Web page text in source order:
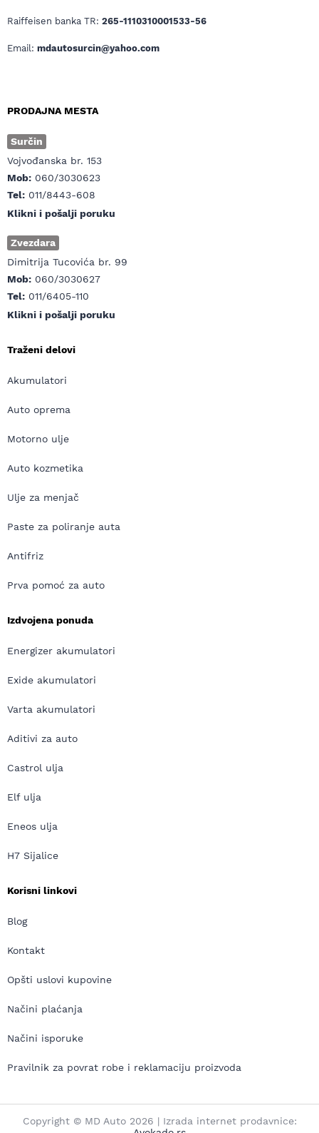
Raiffeisen banka TR: 265-1110310001533-56
Email: mdautosurcin@yahoo.com
PRODAJNA MESTA
Surčin
Vojvođanska br. 153
Mob: 060/3030623
Tel: 011/8443-608
Klikni i pošalji poruku
Zvezdara
Dimitrija Tucovića br. 99
Mob: 060/3030627
Tel: 011/6405-110
Klikni i pošalji poruku
Traženi delovi
Akumulatori
Auto oprema
Motorno ulje
Auto kozmetika
Ulje za menjač
Paste za poliranje auta
Antifriz
Prva pomoć za auto
Izdvojena ponuda
Energizer akumulatori
Exide akumulatori
Varta akumulatori
Aditivi za auto
Castrol ulja
Elf ulja
Eneos ulja
H7 Sijalice
Korisni linkovi
Blog
Kontakt
Opšti uslovi kupovine
Načini plaćanja
Načini isporuke
Pravilnik za povrat robe i reklamaciju proizvoda
Copyright © MD Auto 2026 | Izrada internet prodavnice: